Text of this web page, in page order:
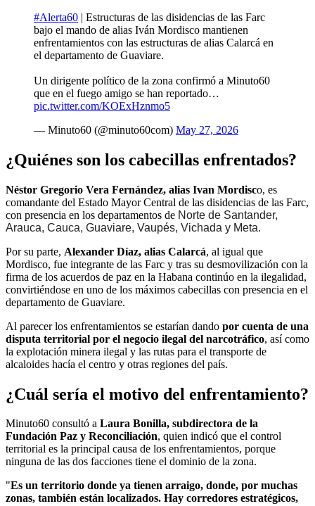
#Alerta60 | Estructuras de las disidencias de las Farc
bajo el mando de alias Iván Mordisco mantienen
enfrentamientos con las estructuras de alias Calarcá en
el departamento de Guaviare.
Un dirigente político de la zona confirmó a Minuto60
que en el fuego amigo se han reportado…
pic.twitter.com/KOExHznmo5
— Minuto60 (@minuto60com) May 27, 2026
¿Quiénes son los cabecillas enfrentados?
Néstor Gregorio Vera Fernández, alias Ivan Mordisco, es
comandante del Estado Mayor Central de las disidencias de las Farc,
con presencia en los departamentos de Norte de Santander,
Arauca, Cauca, Guaviare, Vaupés, Vichada y Meta.
Por su parte, Alexander Díaz, alias Calarcá, al igual que
Mordisco, fue integrante de las Farc y tras su desmovilización con la
firma de los acuerdos de paz en la Habana continúo en la ilegalidad,
convirtiéndose en uno de los máximos cabecillas con presencia en el
departamento de Guaviare.
Al parecer los enfrentamientos se estarían dando por cuenta de una
disputa territorial por el negocio ilegal del narcotráfico, así como
la explotación minera ilegal y las rutas para el transporte de
alcaloides hacía el centro y otras regiones del país.
¿Cuál sería el motivo del enfrentamiento?
Minuto60 consultó a Laura Bonilla, subdirectora de la
Fundación Paz y Reconciliación, quien indicó que el control
territorial es la principal causa de los enfrentamientos, porque
ninguna de las dos facciones tiene el dominio de la zona.
"Es un territorio donde ya tienen arraigo, donde, por muchas
zonas, también están localizados. Hay corredores estratégicos,